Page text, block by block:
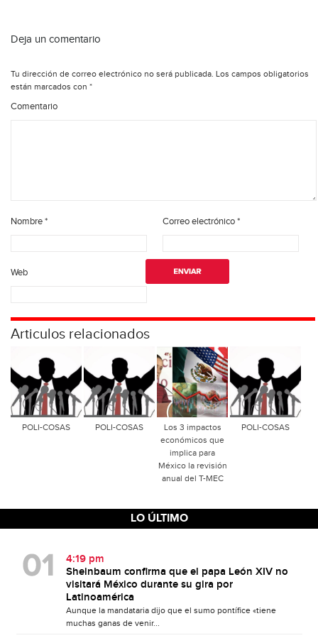
Deja un comentario
Tu dirección de correo electrónico no será publicada. Los campos obligatorios
están marcados con *
Comentario
Nombre* Correo electrónico*
Web
Articulos relacionados
POLI-COSAS POLI-COSAS
Los 3 impactos
económicos que
implica para
México la revisión
anual del T-MEC
POLI-COSAS
LO ÚLTIMO
4:19 pm
Sheinbaum confirma que el papa León XIV no
visitará México durante su gira por
Latinoamérica
Aunque la mandataria dijo que el sumo pontífice «tiene
muchas ganas de venir...